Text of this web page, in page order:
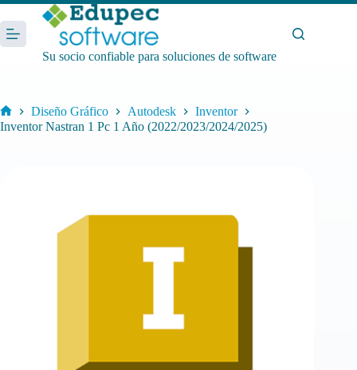
Saltar
al
contenido
Su socio confiable para soluciones de software
Inicio
Diseño Gráfico Autodesk
Inventor
Inventor Nastran 1 Pc 1 Año (2022/2023/2024/2025)